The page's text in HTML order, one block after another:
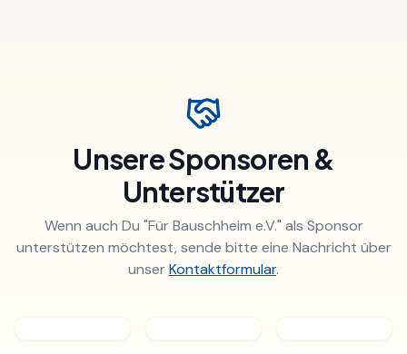
Unsere Sponsoren &
Unterstützer
Wenn auch Du "Für Bauschheim e.V." als Sponsor
unterstützen möchtest, sende bitte eine Nachricht über
unserKontaktformular.